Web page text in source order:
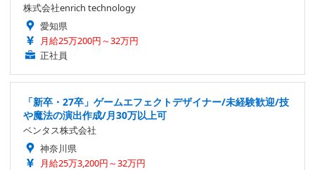
株式会社enrich technology
愛知県
月給25万200円～32万円
正社員
「新卒・27卒」ゲームエフェクトデザイナー/未経験歓迎/技
や魔法の演出作成/月30万以上可
ベンタス株式会社
神奈川県
月給25万3,200円～32万円